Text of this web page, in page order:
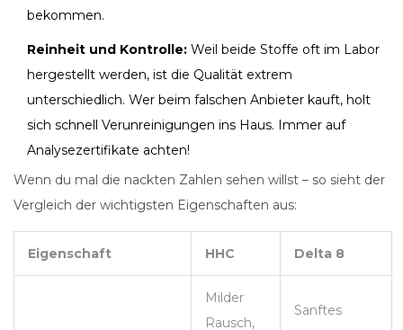
bekommen.
Reinheit und Kontrolle: Weil beide Stoffe oft im Labor
hergestellt werden, ist die Qualität extrem
unterschiedlich. Wer beim falschen Anbieter kauft, holt
sich schnell Verunreinigungen ins Haus. Immer auf
Analysezertifikate achten!
Wenn du mal die nackten Zahlen sehen willst – so sieht der
Vergleich der wichtigsten Eigenschaften aus:
Eigenschaft HHC Delta 8
Milder
Rausch,
Sanftes